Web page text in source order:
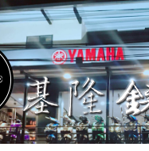
其他零組件 男性衣著